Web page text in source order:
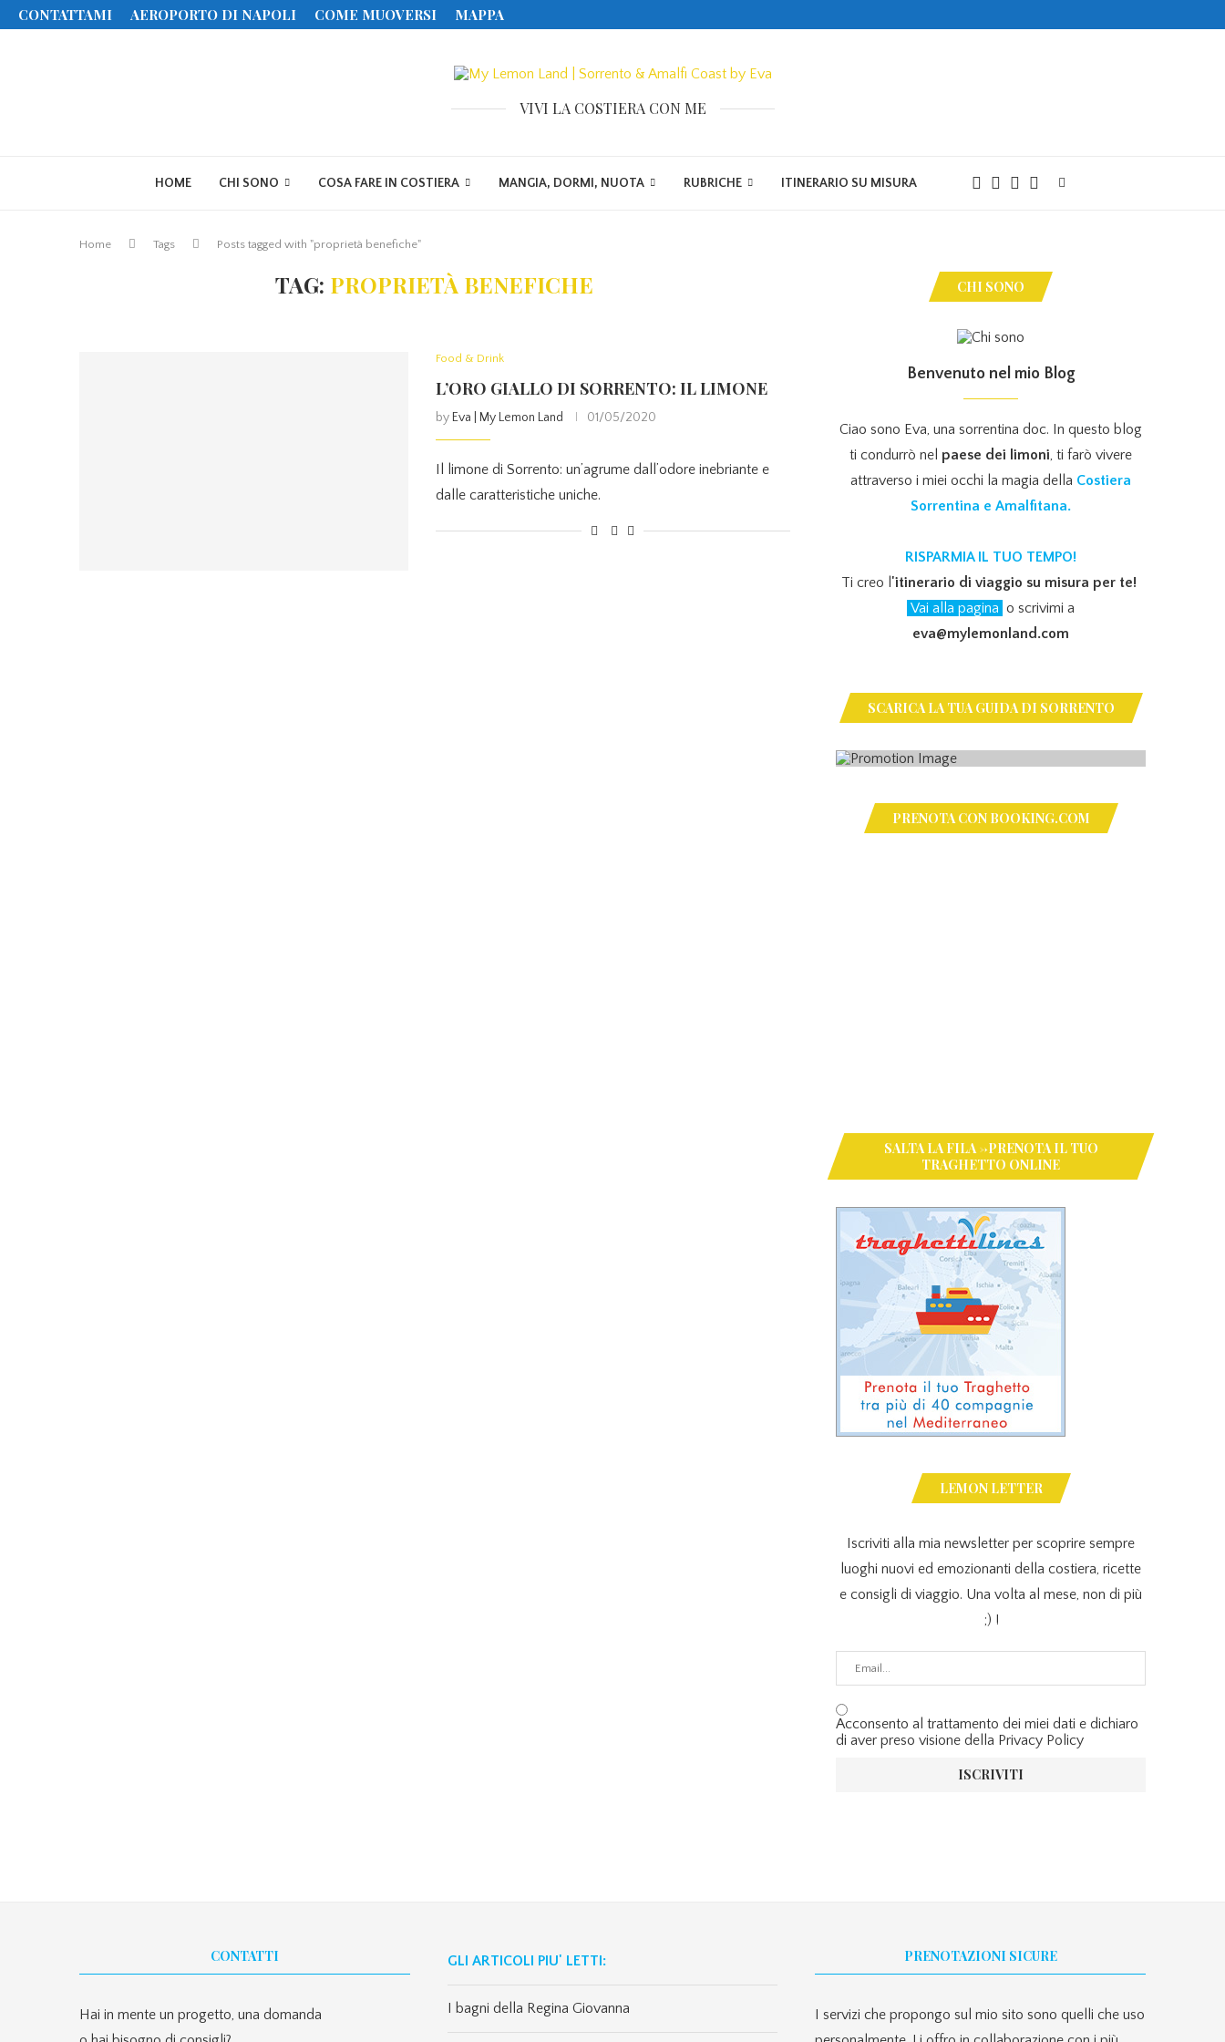
CONTATTAMI AEROPORTO DI NAPOLI COME MUOVERSI MAPPA
VIVI LA COSTIERA CON ME
HOME CHI SONO COSA FARE IN COSTIERA MANGIA, DORMI, NUOTA RUBRICHE ITINERARIO SU MISURA
Home Tags Posts tagged with "proprietà benefiche"
TAG: PROPRIETÀ BENEFICHE
Food & Drink
L’ORO GIALLO DI SORRENTO: IL LIMONE
by Eva | My Lemon Land 01/05/2020
Il limone di Sorrento: un’agrume dall’odore inebriante e
dalle caratteristiche uniche.
CHI SONO
Benvenuto nel mio Blog
Ciao sono Eva, una sorrentina doc. In questo blog
ti condurrò nel paese dei limoni, ti farò vivere
attraverso i miei occhi la magia della Costiera
Sorrentina e Amalfitana.
RISPARMIA IL TUO TEMPO!
Ti creo l 'itinerario di viaggio su misura per te!
Vai alla pagina o scrivimi a
eva@mylemonland.com
SCARICA LA TUA GUIDA DI SORRENTO
PRENOTA CON BOOKING.COM
SALTA LA FILA ->PRENOTA IL TUO
TRAGHETTO ONLINE
LEMON LETTER
Iscriviti alla mia newsletter per scoprire sempre
luoghi nuovi ed emozionanti della costiera, ricette
e consigli di viaggio. Una volta al mese, non di più
;) !
Acconsento al trattamento dei miei dati e dichiaro
di aver preso visione della Privacy Policy
CONTATTI
Hai in mente un progetto, una domanda
GLI ARTICOLI PIU' LETTI:
I bagni della Regina Giovanna
PRENOTAZIONI SICURE
I servizi che propongo sul mio sito sono quelli che uso